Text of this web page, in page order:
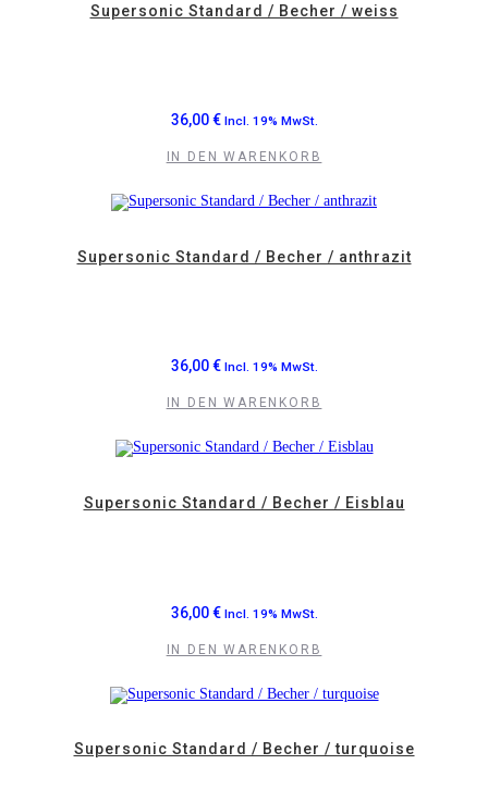
Supersonic Standard / Becher / weiss
36,00€ Incl. 19% MwSt.
IN DEN WARENKORB
Supersonic Standard / Becher / anthrazit
36,00€ Incl. 19% MwSt.
IN DEN WARENKORB
Supersonic Standard / Becher / Eisblau
36,00€ Incl. 19% MwSt.
IN DEN WARENKORB
Supersonic Standard / Becher / turquoise